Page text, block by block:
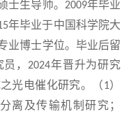
生导师。 2009年毕业
5年毕业于中国科学院大
业博士学位。毕业后留
， 2024年晋升为研究
光电催化研究。（1）
离及传输机制研究；